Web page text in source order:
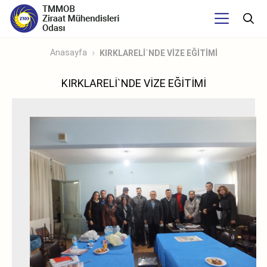
Anasayfa KIRKLARELİ`NDE VİZE EĞİTİMİ
KIRKLARELİ`NDE VİZE EĞİTİMİ